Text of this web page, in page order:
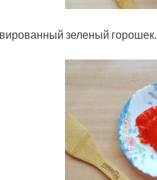
зеленый горошек.